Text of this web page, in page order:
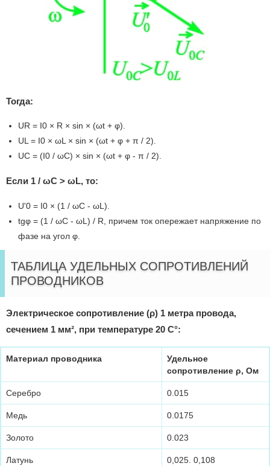
Тогда:
UR = I0 × R × sin × (ωt + φ).
UL = I0 × ωL × sin × (ωt + φ + π / 2).
UC = (I0 / ωС) × sin × (ωt + φ - π / 2).
Если 1 / ωС > ωL, то:
U'0 = I0 × (1 / ωС - ωL).
tgφ = (1 / ωC - ωL) / R, причем ток опережает напряжение по
фазе на угол φ.
ТАБЛИЦА УДЕЛЬНЫХ СОПРОТИВЛЕНИЙ
ПРОВОДНИКОВ
Электрическое сопротивление (ρ) 1 метра провода,
сечением 1 мм², при температуре 20 С°:
Материал проводника
Удельное
сопротивление ρ, Ом
Серебро 0.015
Медь 0.0175
Золото 0.023
Латунь 0,025. 0,108